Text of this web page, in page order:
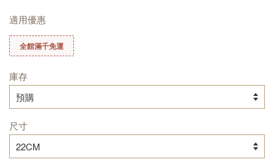
適用優惠
全館滿千免運
庫存
尺寸